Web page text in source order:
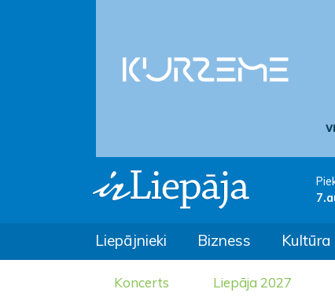
Liepājnieki Bizness Kultūra
Koncerts Liepāja 2027